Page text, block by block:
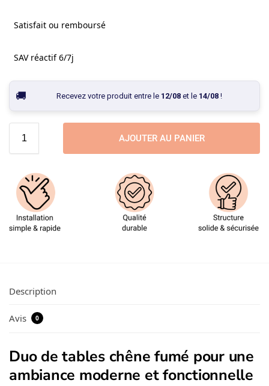
Satisfait ou remboursé
SAV réactif 6/7j
Recevez votre produit entre le 12/08et le 14/08!
AJOUTER AU PANIER
Description
Avis 0
Duo de tables chêne fumé pour une
ambiance moderne et fonctionnelle